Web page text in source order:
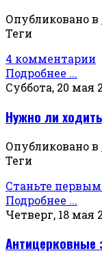
Опубликовано в
Теги
4 комментарии
Подробнее ...
Суббота, 20 мая
Нужно ли
Опубликовано в
Теги
Станьте
Подробнее ...
Четверг, 18 мая